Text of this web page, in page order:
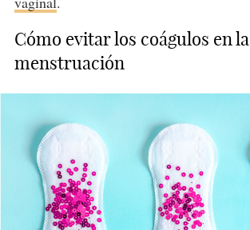
Cómo evitar los coágulos en la
menstruación